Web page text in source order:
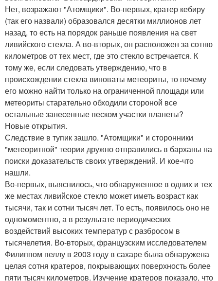
Нет, возражают "Атомщики". Во-первых, кратер кебиру
(так его назвали) образовался десятки миллионов лет
назад, то есть на порядок раньше появления на свет
ливийского стекла. А во-вторых, он расположен за сотню
километров от тех мест, где это стекло встречается. К
тому же, если следовать утверждению, что в
происхождении стекла виноваты метеориты, то почему
его можно найти только на ограниченной площади или
метеориты старательно обходили стороной все
остальные занесенные песком участки планеты?
Новые открытия.
Следствие в тупик зашло. "Атомщики" и сторонники
"метеоритной" теории дружно отправились в барханы на
поиски доказательств своих утверждений. И кое-что
нашли.
Во-первых, выяснилось, что обнаруженное в одних и тех
же местах ливийское стекло может иметь возраст как
тысячи, так и сотни тысяч лет. То есть, появилось оно не
одномоментно, а в результате периодических
воздействий высоких температур с разбросом в
тысячелетия. Во-вторых, французским исследователем
Филиппом пеллу в 2003 году в сахаре была обнаружена
целая сотня кратеров, покрывающих поверхность более
пяти тысяч километров. Изучение кратеров показало, что